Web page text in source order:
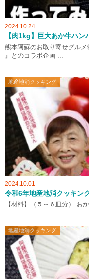
2024.10.24
【肉1kg】巨大あか牛ハン
熊本阿蘇のお取り寄せグル
』とのコラボ企画 ...
地産地消クッキング
2024.10.01
令和6年地産地消クッキン
【材料】（５～６皿分
地産地消クッキング